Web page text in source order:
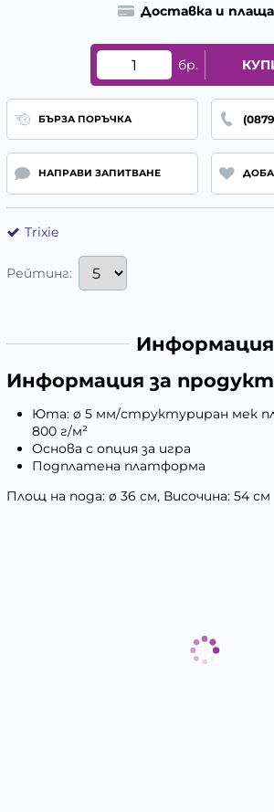
Доставка и
бр.
БЪРЗА ПОРЪЧКА
НАПРАВИ ЗАПИТВАНЕ
Trixie
Рейтинг:
Информация
Информация за
Юта: ø 5 мм/структуриран мек
800 г/м²
Основа с опция за игра
Подплатена платформа
Площ на пода: ø 36 см, Височина: 54 см